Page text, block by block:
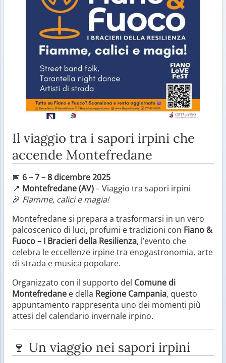
Il viaggio tra i sapori irpini che
accende Montefredane
📅 6 – 7 – 8 dicembre 2025
📍 Montefredane (AV)– Viaggio tra sapori irpini
🎉 Fiamme, calici e magia!
Montefredane si prepara a trasformarsi in un vero
palcoscenico di luci, profumi e tradizioni con Fiano &
Fuoco – I Bracieri della Resilienza, l’evento che
celebra le eccellenze irpine tra enogastronomia, arte
di strada e musica popolare.
Organizzato con il supporto del Comune di
Montefredane e della Regione Campania, questo
appuntamento rappresenta uno dei momenti più
attesi del calendario invernale irpino.
🍷 Un viaggio nei sapori irpini